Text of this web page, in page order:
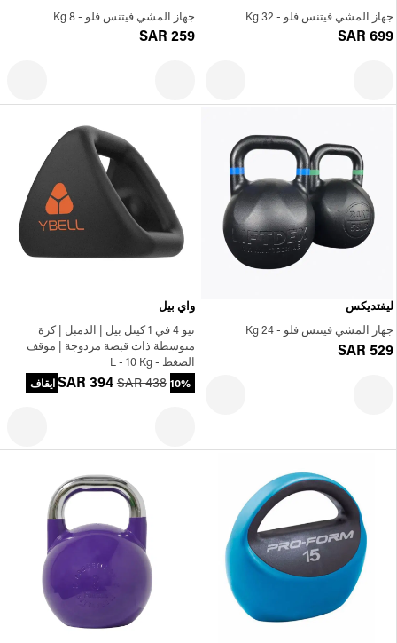
جهاز المشي فيتنس فلو - 32 Kg
SAR 699
جهاز المشي فيتنس فلو - 8 Kg
SAR 259
ليفتديكس
جهاز المشي فيتنس فلو - 24 Kg
SAR 529
واي بيل
نيو 4 في 1 كيتل بيل | الدمبل | كرة
متوسطة ذات قبضة مزدوجة | موقف
الضغط - L - 10 Kg
SAR 394 SAR 438 10% ايقاف